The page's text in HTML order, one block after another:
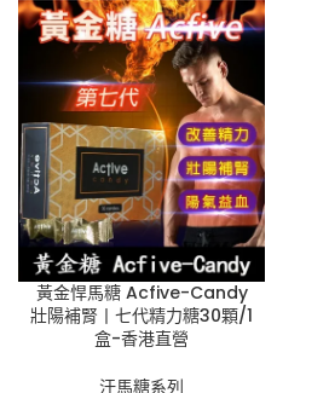
圍：
$800
到
$2,980
黃金悍馬糖 Acfive-Candy
壯陽補腎丨七代精力糖30顆/1
盒-香港直營
汗馬糖系列